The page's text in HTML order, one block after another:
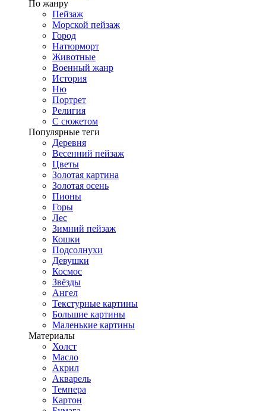
По жанру
Пейзаж
Морской пейзаж
Город
Натюрморт
Животные
Военный жанр
История
Ню
Портрет
Религия
С сюжетом
Популярные теги
Деревня
Весенний пейзаж
Цветы
Золотая картина
Золотая осень
Пионы
Горы
Лес
Зимний пейзаж
Кошки
Подсолнухи
Девушки
Космос
Звёзды
Ангел
Текстурные картины
Большие картины
Маленькие картины
Материалы
Холст
Масло
Акрил
Акварель
Темпера
Картон